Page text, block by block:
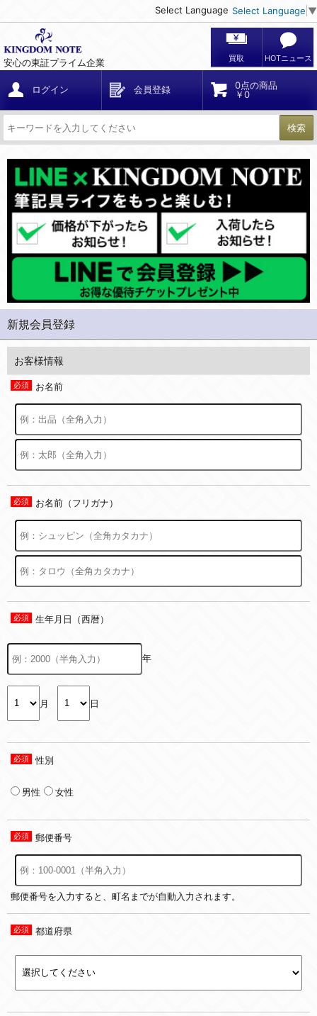
Select Language Select Language ▼
安心の東証プライム企業 買取 HOTニュース
ログイン 会員登録
0点の商品
￥0
検索
新規会員登録
お客様情報
お名前
お名前（フリガナ）
生年月日（西暦）
年
月 日
性別
男性 女性
郵便番号
郵便番号を入力すると、町名までが自動入力されます。
都道府県